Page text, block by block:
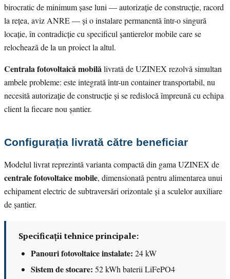
birocratic de minimum șase luni — autorizație de construcție, racord
la rețea, aviz ANRE — și o instalare permanentă într-o singură
locație, în contradicție cu specificul șantierelor mobile care se
relochează de la un proiect la altul.
Centrala fotovoltaică mobilălivrată de UZINEX rezolvă simultan
ambele probleme: este integrată într-un container transportabil, nu
necesită autorizație de construcție și se redislocă împreună cu echipa
client la fiecare nou șantier.
Configurația livrată către beneficiar
Modelul livrat reprezintă varianta compactă din gama UZINEX de
centrale fotovoltaice mobile, dimensionată pentru alimentarea unui
echipament electric de subtraversări orizontale și a sculelor auxiliare
de șantier.
Specificații tehnice principale:
Panouri fotovoltaice instalate: 24 kW
Sistem de stocare: 52 kWh baterii LiFePO4